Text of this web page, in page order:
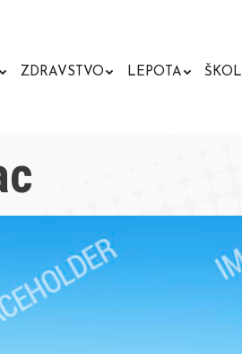
ZDRAVSTVO LEPOTA